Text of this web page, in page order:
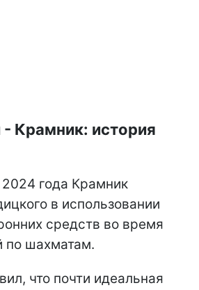
Крамник: история
года Крамник
в использовании
средств во время
по шахматам.
что почти идеальная